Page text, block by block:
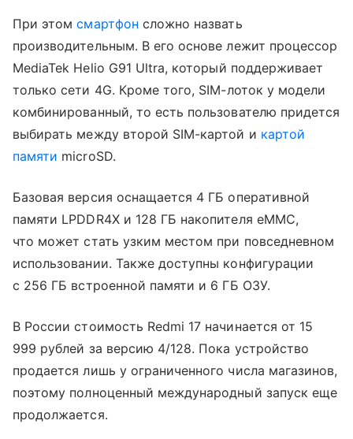
При этомсмартфон сложно назвать
производительным. В его основе лежит процессор
MediaTek Helio G91 Ultra, который поддерживает
только сети 4G. Кроме того, SIM-лоток у модели
комбинированный, то есть пользователю придется
выбирать между второй SIM-картой и картой
памяти microSD.
Базовая версия оснащается 4 ГБ оперативной
памяти LPDDR4X и 128 ГБ накопителя eMMC,
что может стать узким местом при повседневном
использовании. Также доступны конфигурации
с 256 ГБ встроенной памяти и 6 ГБ ОЗУ.
В России стоимость Redmi 17 начинается от 15
999 рублей за версию 4/128. Пока устройство
продается лишь у ограниченного числа магазинов,
поэтому полноценный международный запуск еще
продолжается.